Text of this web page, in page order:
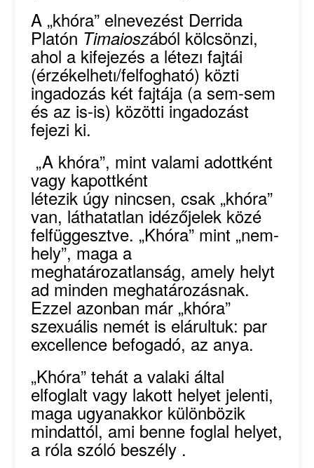
A „khóra” elnevezést Derrida
Platón Timaioszából kölcsönzi,
ahol a kifejezés a létezı fajtái
(érzékelhetı/felfogható) közti
ingadozás két fajtája (a sem-sem
és az is-is) közötti ingadozást
fejezi ki.
„A khóra”, mint valami adottként
vagy kapottként
létezik úgy nincsen, csak „khóra”
van, láthatatlan idézőjelek közé
felfüggesztve. „Khóra” mint „nem-
hely”, maga a
meghatározatlanság, amely helyt
ad minden meghatározásnak.
Ezzel azonban már „khóra”
szexuális nemét is elárultuk: par
excellence befogadó, az anya.
„Khóra” tehát a valaki által
elfoglalt vagy lakott helyet jelenti,
maga ugyanakkor különbözik
mindattól, ami benne foglal helyet,
a róla szóló beszély .